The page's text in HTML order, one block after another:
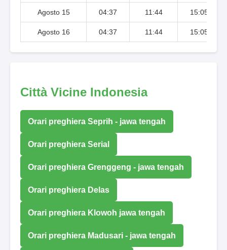
Agosto 15 04:37 11:44 15:05
Agosto 16 04:37 11:44 15:05
Città Vicine Indonesia
Orari preghiera Seprih - jawa tengah
Orari preghiera Serial
Orari preghiera Grenggeng - jawa tengah
Orari preghiera Delas
Orari preghiera Klowoh jawa tengah
Orari preghiera Madusari - jawa tengah